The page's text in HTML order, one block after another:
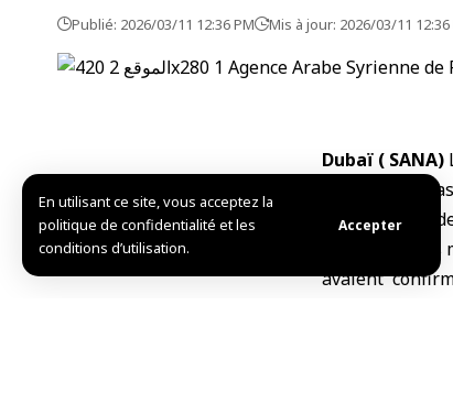
En utilisant ce site, vous acceptez la
politique de confidentialité et les
conditions d’utilisation.
Accepter
Publié: 2026/03/11 12:36 PM Mis à jour: 2026/03/11 12:36
Dubaï ( SANA)
africaine et
international
Le Bureau
avaient